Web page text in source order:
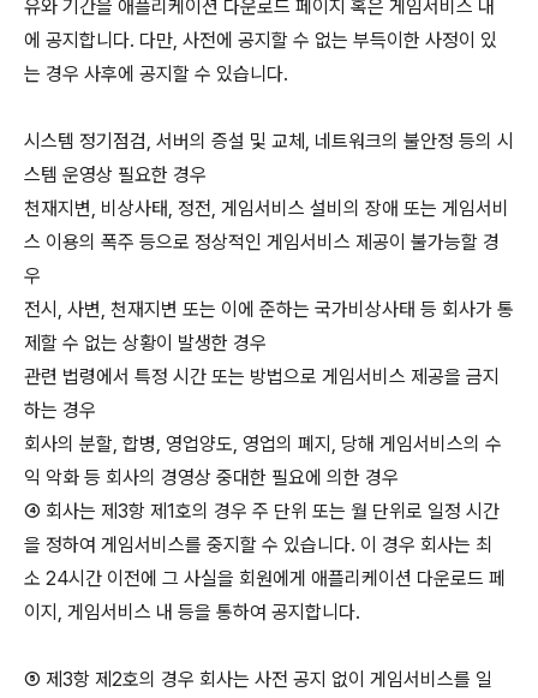
유와 기간을 애플리케이션 다운로드 페이지 혹은 게임서비스 내
에 공지합니다. 다만, 사전에 공지할 수 없는 부득이한 사정이 있
는 경우 사후에 공지할 수 있습니다.
시스템 정기점검, 서버의 증설 및 교체, 네트워크의 불안정 등의 시
스템 운영상 필요한 경우
천재지변, 비상사태, 정전, 게임서비스 설비의 장애 또는 게임서비
스 이용의 폭주 등으로 정상적인 게임서비스 제공이 불가능할 경
우
전시, 사변, 천재지변 또는 이에 준하는 국가비상사태 등 회사가 통
제할 수 없는 상황이 발생한 경우
관련 법령에서 특정 시간 또는 방법으로 게임서비스 제공을 금지
하는 경우
회사의 분할, 합병, 영업양도, 영업의 폐지, 당해 게임서비스의 수
익 악화 등 회사의 경영상 중대한 필요에 의한 경우
④ 회사는 제3항 제1호의 경우 주 단위 또는 월 단위로 일정 시간
을 정하여 게임서비스를 중지할 수 있습니다. 이 경우 회사는 최
소 24시간 이전에 그 사실을 회원에게 애플리케이션 다운로드 페
이지, 게임서비스 내 등을 통하여 공지합니다.
⑤ 제3항 제2호의 경우 회사는 사전 공지 없이 게임서비스를 일